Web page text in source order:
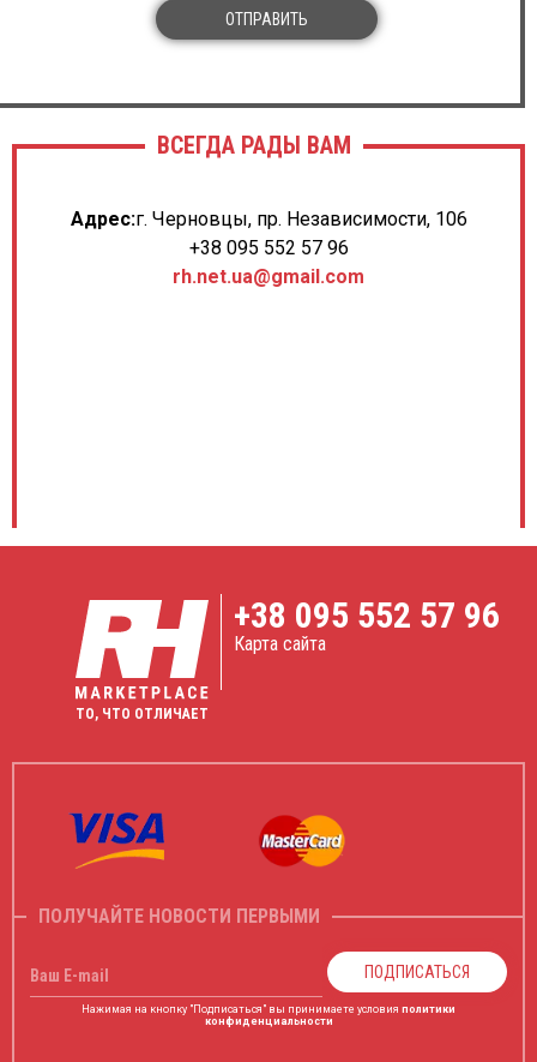
ОТПРАВИТЬ
ВСЕГДА РАДЫ ВАМ
Адрес:г. Черновцы, пр. Независимости, 106
+38 095 552 57 96
rh.net.ua@gmail.com
ТО, ЧТО ОТЛИЧАЕТ
+38 095 552 57 96
Карта сайта
ПОЛУЧАЙТЕ НОВОСТИ ПЕРВЫМИ
Ваш E-mail ПОДПИСАТЬСЯ
Нажимая на кнопку "Подписаться" вы принимаете условия политики
конфиденциальности